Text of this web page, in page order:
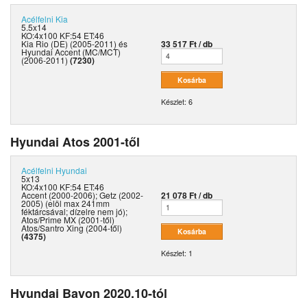
Acélfelni Kia
5.5x14
KO:4x100 KF:54 ET:46
Kia Rio (DE) (2005-2011) és
Hyundai Accent (MC/MCT)
(2006-2011) (7230)
33 517 Ft / db
Készlet: 6
Hyundai Atos 2001-től
Acélfelni Hyundai
5x13
KO:4x100 KF:54 ET:46
Accent (2000-2006); Getz (2002-
2005) (elöl max 241mm
féktárcsával; dízelre nem jó);
Atos/Prime MX (2001-től)
Atos/Santro Xing (2004-től)
(4375)
21 078 Ft / db
Készlet: 1
Hyundai Bayon 2020.10-tól